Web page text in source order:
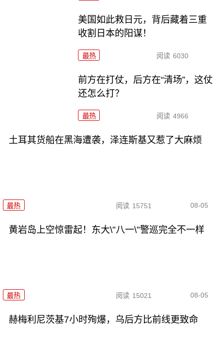
美国如此救日元，背后藏着三重
收割日本的阳谋！
最热 阅读 6030
前方在打仗，后方在“清场”，这仗
还怎么打？
最热 阅读 4966
土耳其货船在黑海遭袭，泽连斯基又惹了大麻烦
最热 阅读 15751 08-05
黄岩岛上空惊雷起！东大\"八一\"警巡完全不一样
最热 阅读 15021 08-05
赫梅利尼茨基7小时殉爆，乌后方比前线更致命